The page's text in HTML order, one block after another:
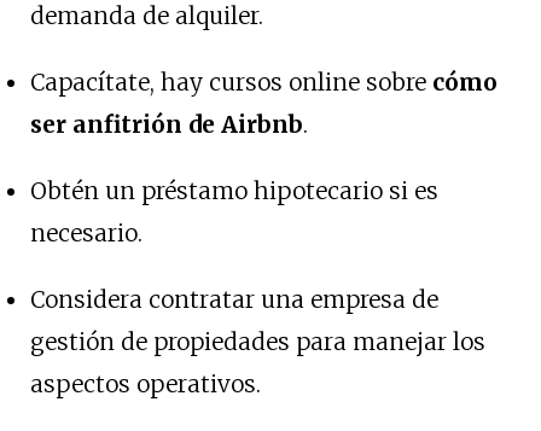
demanda de alquiler.
Capacítate, hay cursos online sobre cómo
ser anfitrión de Airbnb.
Obtén un préstamo hipotecario si es
necesario.
Considera contratar una empresa de
gestión de propiedades para manejar los
aspectos operativos.